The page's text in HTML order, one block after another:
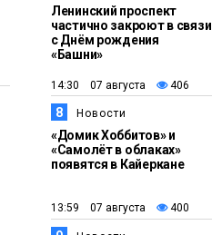
Ленинский проспект
частично закроют в связи
с Днём рождения
«Башни»
14:30 07 августа 406
8 Новости
«Домик Хоббитов» и
«Самолёт в облаках»
появятся в Кайеркане
13:59 07 августа 400